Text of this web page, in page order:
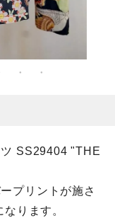
SS29404 "THE
プリントが施さ
ります。